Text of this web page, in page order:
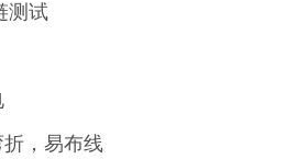
测试
，易布线